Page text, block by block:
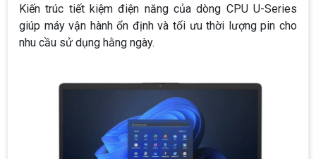
Kiến trúc tiết kiệm điện năng của dòng CPU U-Series
giúp máy vận hành ổn định và tối ưu thời lượng pin cho
nhu cầu sử dụng hằng ngày.